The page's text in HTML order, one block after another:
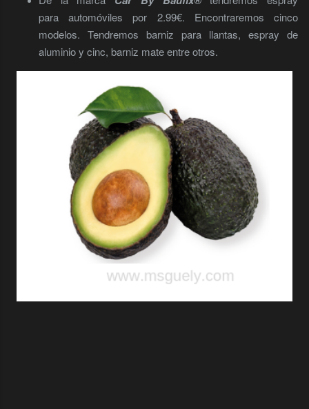
para automóviles por 2.99€. Encontraremos cinco
modelos. Tendremos barniz para llantas, espray de
aluminio y cinc, barniz mate entre otros.